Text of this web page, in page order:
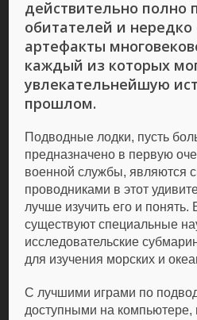
действительно полно
обитателей и нередко
артефакты
каждый из которых
увлекательнейшую
прошлом.
Подводные лодки, пусть
предназначено в первую
военной службы, являются
проводниками в этот
лучше изучить его и понять.
существуют специальные
исследовательские
для изучения морских и
С лучшими играми по
доступными на